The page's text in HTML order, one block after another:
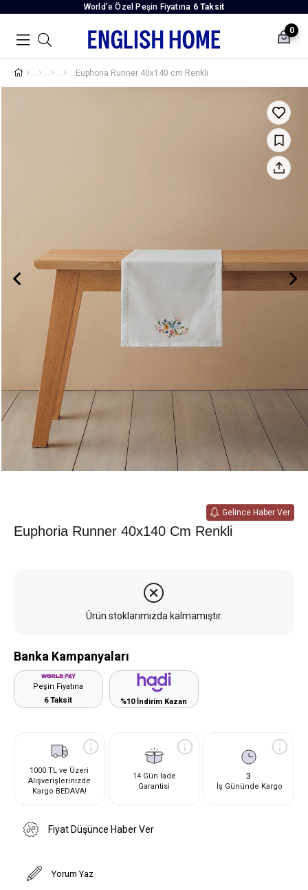
World’e Özel Peşin Fiyatına 6 Taksit
0
Euphoria Runner 40x140 cm Renkli
Gelince Haber Ver
Euphoria Runner 40x140 Cm Renkli
Ürün stoklarımızda kalmamıştır.
Banka Kampanyaları
Peşin Fiyatına
6 Taksit
%10 İndirim Kazan
1000 TL ve Üzeri
Alışverişlerinizde
Kargo BEDAVA!
14 Gün İade
Garantisi
3
İş Gününde Kargo
Fiyat Düşünce Haber Ver
Yorum Yaz